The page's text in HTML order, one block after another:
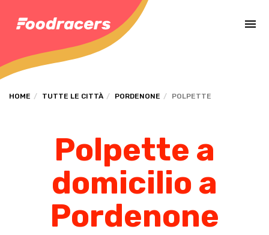
HOME TUTTE LE CITTÀ PORDENONE POLPETTE
Polpette a
domicilio a
Pordenone